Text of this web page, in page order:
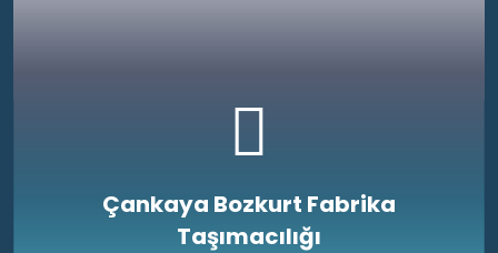
Çankaya Bozkurt Fabrika
Taşımacılığı